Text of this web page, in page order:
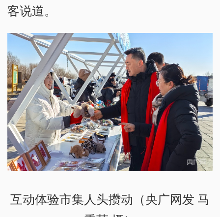
客说道。
互动体验市集人头攒动（央广网发 马